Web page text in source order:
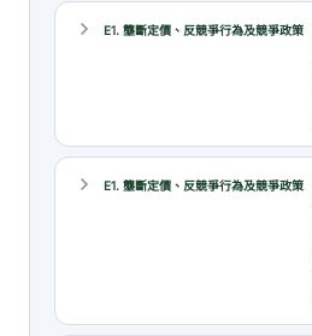
E1. 壟斷定價、反競爭行為及競爭政策
E1. 壟斷定價、反競爭行為及競爭政策